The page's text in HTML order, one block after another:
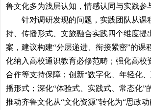
鲁文化多为浅层认知，情感认同与实践参
针对调研发现的问题，实践团队从课
持、传播形式、文旅融合实践四个维度提
案，建议构建“分层递进、衔接紧密”的课
化纳入高校通识教育必修范畴；强化高校
合作等支持保障；创新“数字化、年轻化
播形式；深化“体验式、实践式、常态化”
推动齐鲁文化从“文化资源”转化为“思政动